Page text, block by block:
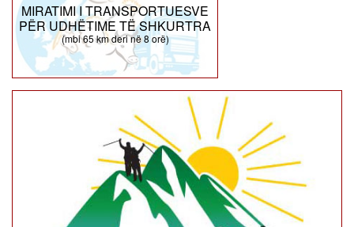
MIRATIMI I TRANSPORTUESVE
PËR UDHËTIME TË SHKURTRA
(mbi 65 km deri në 8 orë)